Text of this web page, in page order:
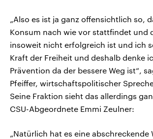
„Also es ist ja ganz offensichtlich so,
Konsum nach wie vor stattfindet und
insoweit nicht erfolgreich ist und ich
Kraft der Freiheit und deshalb denke
Prävention da der bessere Weg ist“,
Pfeiffer, wirtschaftspolitischer
Seine Fraktion sieht das allerdings
CSU-Abgeordnete Emmi Zeulner:
„Natürlich hat es eine abschreckende